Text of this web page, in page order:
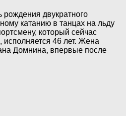
двукратного
катанию в танцах на льду
который сейчас
46 лет. Жена
Домнина, впервые после